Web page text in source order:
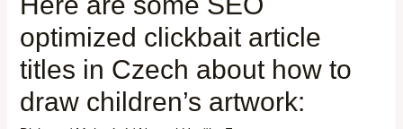
optimized clickbait article
titles in Czech about how to
draw children’s artwork: